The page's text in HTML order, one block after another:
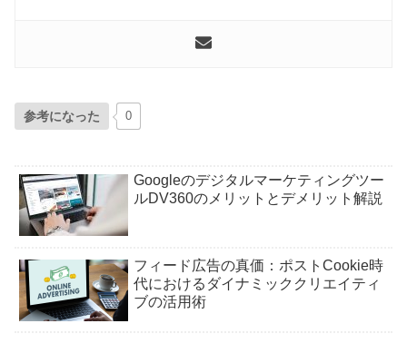
参考になった 0
Googleのデジタルマーケティングツー
ルDV360のメリットとデメリット解説
フィード広告の真価：ポストCookie時
代におけるダイナミッククリエイティ
ブの活用術